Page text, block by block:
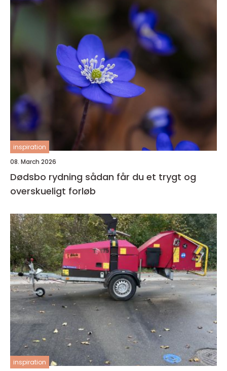
inspiration
08. March 2026
Dødsbo rydning sådan får du et trygt og
overskueligt forløb
inspiration